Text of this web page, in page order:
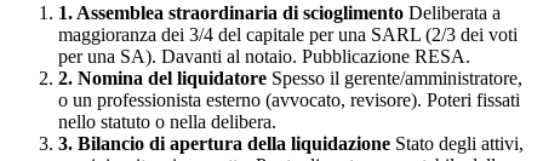
1. Assemblea straordinaria di scioglimento Deliberata a
maggioranza dei 3/4 del capitale per una SARL (2/3 dei voti
per una SA). Davanti al notaio. Pubblicazione RESA.
2. Nomina del liquidatore Spesso il gerente/amministratore,
o un professionista esterno (avvocato, revisore). Poteri fissati
nello statuto o nella delibera.
3. Bilancio di apertura della liquidazione Stato degli attivi,